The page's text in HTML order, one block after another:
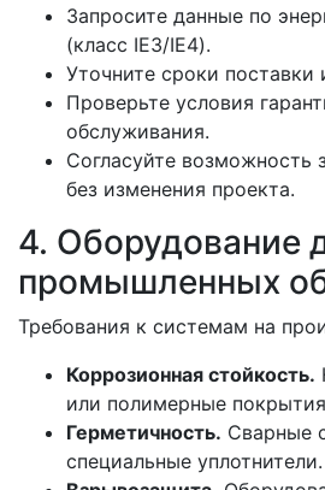
Запросите данные по
(класс IE3/IE4).
Уточните сроки поставки
Проверьте условия
обслуживания.
Согласуйте возможность
без изменения проекта.
4. Оборудование
промышленных
Требования к системам на
Коррозионная стойкость.
или полимерные
Герметичность. Сварные
специальные уплотнители.